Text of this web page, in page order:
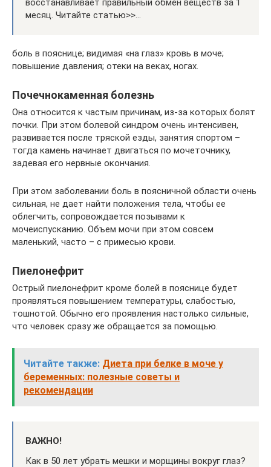
восстанавливает правильный обмен веществ за 1
месяц. Читайте статью>>…
боль в пояснице; видимая «на глаз» кровь в моче;
повышение давления; отеки на веках, ногах.
Почечнокаменная болезнь
Она относится к частым причинам, из-за которых болят
почки. При этом болевой синдром очень интенсивен,
развивается после тряской езды, занятия спортом –
тогда камень начинает двигаться по мочеточнику,
задевая его нервные окончания.
При этом заболевании боль в поясничной области очень
сильная, не дает найти положения тела, чтобы ее
облегчить, сопровождается позывами к
мочеиспусканию. Объем мочи при этом совсем
маленький, часто – с примесью крови.
Пиелонефрит
Острый пиелонефрит кроме болей в пояснице будет
проявляться повышением температуры, слабостью,
тошнотой. Обычно его проявления настолько сильные,
что человек сразу же обращается за помощью.
Читайте также: Диета при белке в моче у
беременных: полезные советы и
рекомендации
ВАЖНО!
Как в 50 лет убрать мешки и морщины вокруг глаз?